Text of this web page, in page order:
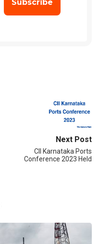
Next Post
CII Karnataka Ports
Conference 2023 Held